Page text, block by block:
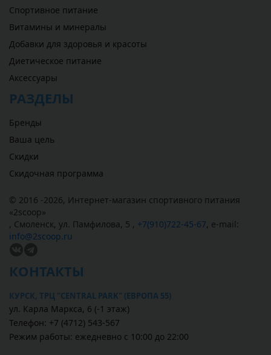
Спортивное питание
Витамины и минералы
Добавки для здоровья и красоты
Диетическое питание
Аксессуары
РАЗДЕЛЫ
Бренды
Ваша цель
Скидки
Скидочная программа
© 2016 -2026, Интернет-магазин спортивного питания
«2scoop»
, Смоленск, ул. Памфилова, 5 , +7(910)722-45-67, e-mail:
info@2scoop.ru
КОНТАКТЫ
КУРСК, ТРЦ "CENTRAL PARK" (ЕВРОПА 55)
ул. Карла Маркса, 6 (-1 этаж)
Телефон: +7 (4712) 543-567
Режим работы: ежедневно с 10:00 до 22:00